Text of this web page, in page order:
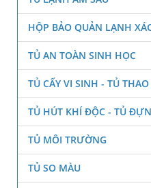
HỘP BẢO QUẢN LẠNH
TỦ AN TOÀN SINH HỌC
TỦ CẤY VI SINH - TỦ THAO
TỦ HÚT KHÍ ĐỘC - TỦ
TỦ MÔI TRƯỜNG
TỦ SO MÀU